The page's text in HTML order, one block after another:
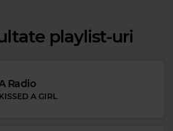
playlist-uri
Radio
A GIRL